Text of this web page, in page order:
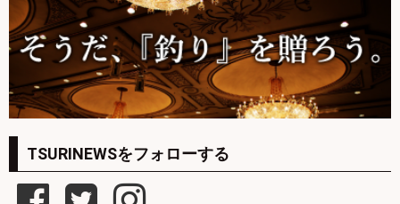
TSURINEWSをフォローする